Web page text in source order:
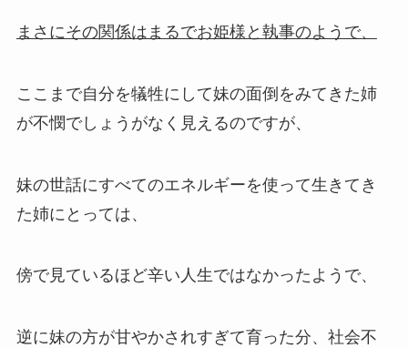
まさにその関係はまるでお姫様と執事のようで、
ここまで自分を犠牲にして妹の面倒をみてきた姉
が不憫でしょうがなく見えるのですが、
妹の世話にすべてのエネルギーを使って生きてき
た姉にとっては、
傍で見ているほど辛い人生ではなかったようで、
逆に妹の方が甘やかされすぎて育った分、社会不